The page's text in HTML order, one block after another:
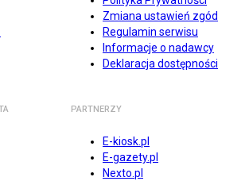
Zmiana ustawień zgód
Regulamin serwisu
Informacje o nadawcy
Deklaracja dostępności
PARTNERZY
E-kiosk.pl
E-gazety.pl
Nexto.pl